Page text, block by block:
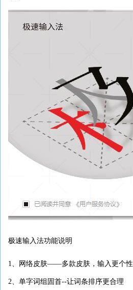
极速输入法功能说明
1、网络皮肤——多款皮肤，输入更个性
2、单字词组固首--让词条排序更合理